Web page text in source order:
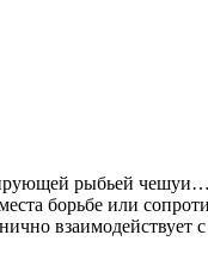
рыбьей чешуи…
борьбе или